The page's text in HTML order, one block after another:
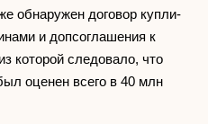
обнаружен договор купли-
и допсоглашения к
которой следовало, что
оценен всего в 40 млн